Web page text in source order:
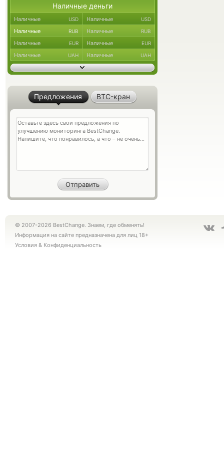
Наличные деньги
Наличные USD Наличные USD
Наличные RUB Наличные RUB
Наличные EUR Наличные EUR
Наличные UAH Наличные UAH
Предложения BTC-кран
© 2007-2026 BestChange. Знаем, где обменять!
Информация на сайте предназначена для лиц 18+
Условия & Конфиденциальность